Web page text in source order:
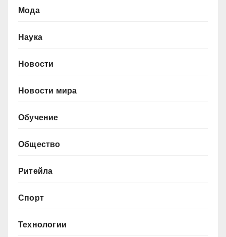
Мода
Наука
Новости
Новости мира
Обучение
Общество
Ритейла
Спорт
Технологии